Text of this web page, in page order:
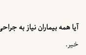
آیا همه بیماران نیاز به
خیر.